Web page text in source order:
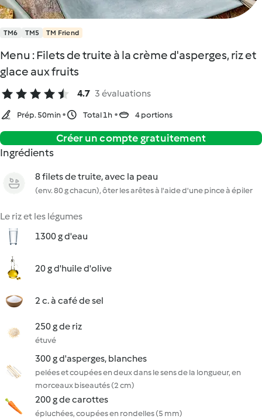
TM6 TM5 TM Friend
Menu : Filets de truite à la crème d'asperges, riz et
glace aux fruits
4.7 3 évaluations
Prép. 50min Total 1h 4 portions
Créer un compte gratuitement
Ingrédients
8 filets de truite, avec la peau
(env. 80 g chacun), ôter les arêtes à l'aide d'une pince à épiler
Le riz et les légumes
1300 g d'eau
20 g d'huile d'olive
2 c. à café de sel
250 g de riz
étuvé
300 g d'asperges, blanches
pelées et coupées en deux dans le sens de la longueur, en
morceaux biseautés (2 cm)
200 g de carottes
épluchées, coupées en rondelles (5 mm)